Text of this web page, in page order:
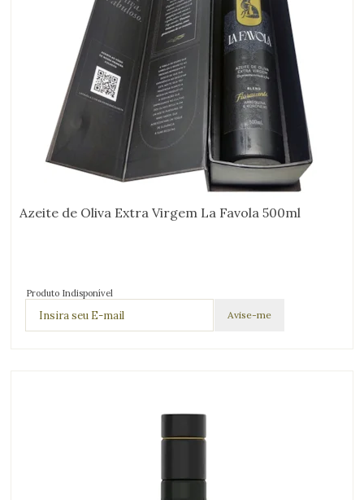
Azeite de Oliva Extra Virgem La Favola 500ml
Produto Indisponível